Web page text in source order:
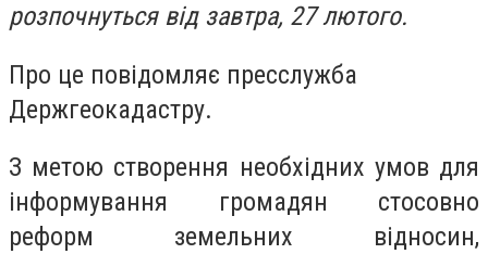
розпочнуться від завтра, 27 лютого.
Про це повідомляє пресслужба
Держгеокадастру.
З метою створення необхідних умов для
інформування громадян стосовно
реформ земельних відносин,